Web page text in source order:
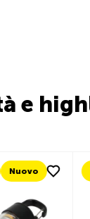
e
TCS Always by my side